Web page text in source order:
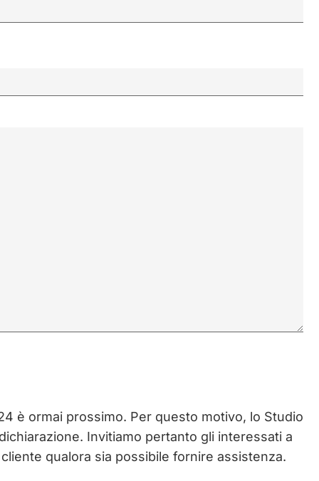
è ormai prossimo. Per questo motivo, lo Studio
Invitiamo pertanto gli interessati a
qualora sia possibile fornire assistenza.